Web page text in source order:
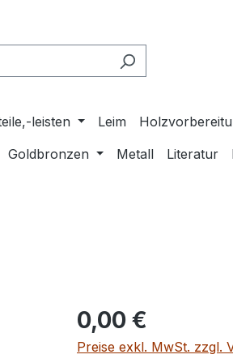
leisten Leim
Goldbronzen Metall Literatur
Regulärer Preis:
0,00 €
Preise exkl. MwSt. zzgl.